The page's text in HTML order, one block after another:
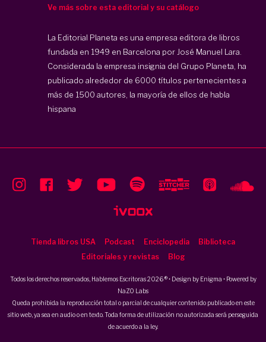
Ve más sobre esta editorial y su catálogo
La Editorial Planeta es una empresa editora de libros
fundada en 1949 en Barcelona por José Manuel Lara.
Considerada la empresa insignia del Grupo Planeta, ha
publicado alrededor de 6000 títulos pertenecientes a
más de 1500 autores, la mayoría de ellos de habla
hispana
Tienda libros USA Podcast Enciclopedia
Biblioteca
Editoriales y revistas
Blog
Todos los derechos reservados, Hablemos Escritoras 2026 ® • Design by Enigma • Powered by
NaZO Labs
Queda prohibida la reproducción total o parcial de cualquier contenido publicado en este
sitio web, ya sea en audio o en texto. Toda forma de utilización no autorizada será perseguida
de acuerdo a la ley.